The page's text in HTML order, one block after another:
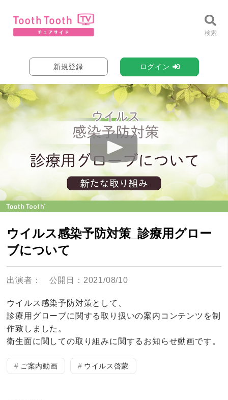
新規登録 ログイン
ウイルス感染予防対策_診療用グロー
ブについて
出演者： 公開日：2021/08/10
ウイルス感染予防対策として、
診療用グローブに関する取り扱いの案内コンテンツを制
作致しました。
衛生面に関しての取り組みに関するお知らせ動画です。
ご案内動画 ウイルス啓蒙